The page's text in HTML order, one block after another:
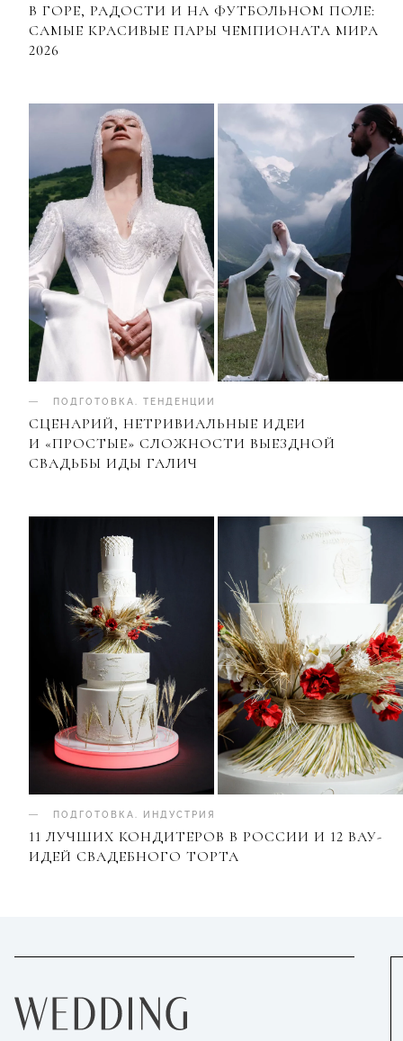
В ГОРЕ, РАДОСТИ И НА ФУТБОЛЬНОМ ПОЛЕ:
САМЫЕ КРАСИВЫЕ ПАРЫ ЧЕМПИОНАТА МИРА
2026
ПОДГОТОВКА ТЕНДЕНЦИИ
СЦЕНАРИЙ, НЕТРИВИАЛЬНЫЕ ИДЕИ
И «ПРОСТЫЕ» СЛОЖНОСТИ ВЫЕЗДНОЙ
СВАДЬБЫ ИДЫ ГАЛИЧ
ПОДГОТОВКА ИНДУСТРИЯ
11 ЛУЧШИХ КОНДИТЕРОВ В РОССИИ И 12 ВАУ-
ИДЕЙ СВАДЕБНОГО ТОРТА